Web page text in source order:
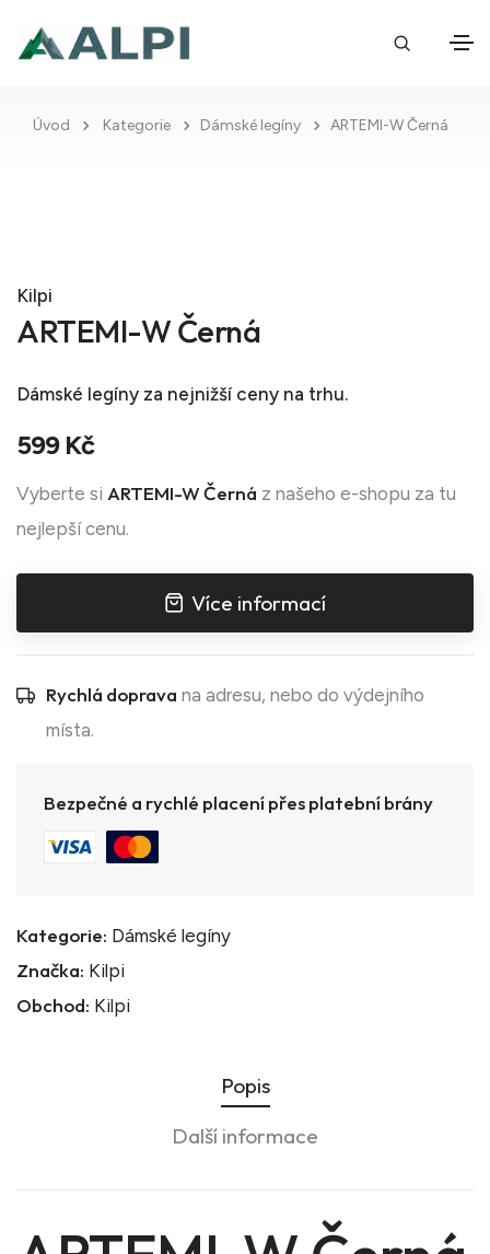
Úvod Kategorie Dámské legíny ARTEMI-W Černá
Kilpi
ARTEMI-W Černá
Dámské legíny za nejnižší ceny na trhu.
599 Kč
Vyberte si ARTEMI-W Černá z našeho e-shopu za tu
nejlepší cenu.
Více informací
Rychlá doprava na adresu, nebo do výdejního
místa.
Bezpečné a rychlé placení přes platební brány
Kategorie: Dámské legíny
Značka: Kilpi
Obchod: Kilpi
Popis
Další informace